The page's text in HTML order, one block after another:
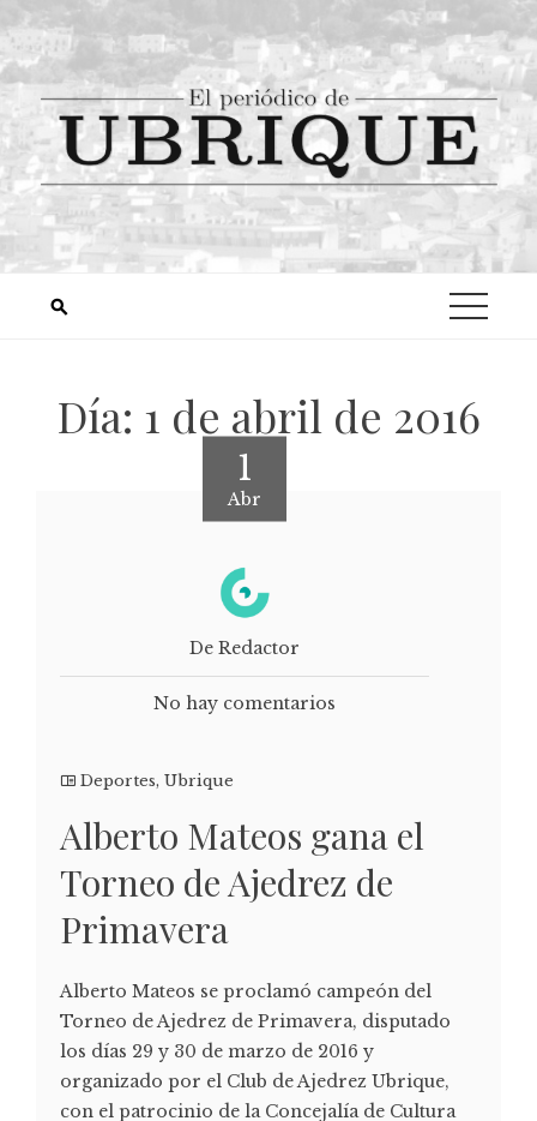
Día: 1 de abril de 2016
1
Abr
De Redactor
No hay comentarios
Deportes, Ubrique
Alberto Mateos gana el
Torneo de Ajedrez de
Primavera
Alberto Mateos se proclamó campeón del
Torneo de Ajedrez de Primavera, disputado
los días 29 y 30 de marzo de 2016 y
organizado por el Club de Ajedrez Ubrique,
con el patrocinio de la Concejalía de Cultura